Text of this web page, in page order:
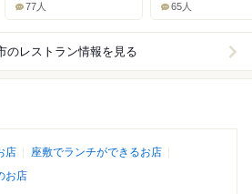
77人 65人
のレストラン情報を見る
店
座敷でランチができるお店
お店